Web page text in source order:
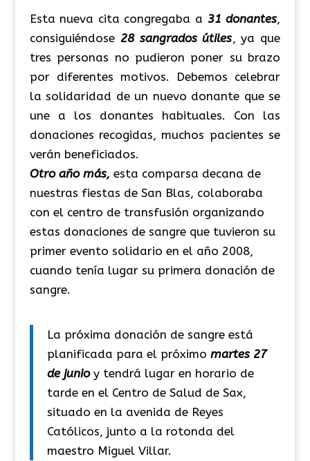
Esta nueva cita congregaba a 31 donantes,
consiguiéndose 28 sangrados útiles, ya que
tres personas no pudieron poner su brazo
por diferentes motivos. Debemos celebrar
la solidaridad de un nuevo donante que se
une a los donantes habituales. Con las
donaciones recogidas, muchos pacientes se
verán beneficiados.
Otro año más, esta comparsa decana de
nuestras fiestas de San Blas, colaboraba
con el centro de transfusión organizando
estas donaciones de sangre que tuvieron su
primer evento solidario en el año 2008,
cuando tenía lugar su primera donación de
sangre.
La próxima donación de sangre está
planificada para el próximo martes 27
de junioy tendrá lugar en horario de
tarde en el Centro de Salud de Sax,
situado en la avenida de Reyes
Católicos, junto a la rotonda del
maestro Miguel Villar.